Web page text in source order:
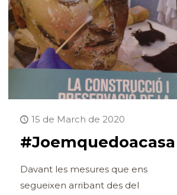
15 de March de 2020
#Joemquedoacasa
Davant les mesures que ens
segueixen arribant des del